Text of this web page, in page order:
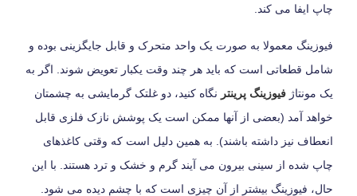
چاپ ایفا می ‎کند.
فیوزینگ معمولا به صورت یک واحد متحرک و قابل جایگزینی بوده و
شامل قطعاتی است که باید هر چند وقت یکبار تعویض شوند. اگر به
یک مونتاژ فیوزینگ پرینتر نگاه کنید، دو غلتک گرمایشی به چشمتان
خواهد آمد (بعضی از آنها ممکن است یک پوشش نازک فلزی قابل
انعطاف نیز داشته باشند). به همین دلیل است که وقتی کاغذهای
چاپ شده از سینی بیرون می‎ آیند گرم و خشک و ترد هستند. با این
حال، فیوزینگ بیشتر از آن چیزی است که با چشم دیده می ‎شود.